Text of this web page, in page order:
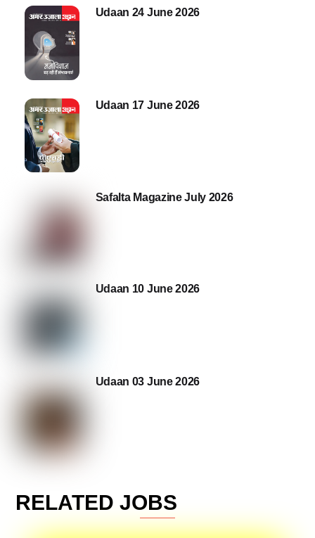
Udaan 24 June 2026
Udaan 17 June 2026
Safalta Magazine July 2026
Udaan 10 June 2026
Udaan 03 June 2026
RELATED JOBS